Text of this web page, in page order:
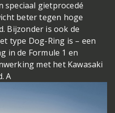
speciaal gietprocedé
beter tegen hoge
Bijzonder is ook de
type Dog-Ring is – een
in de Formule 1 en
met het Kawasaki
A